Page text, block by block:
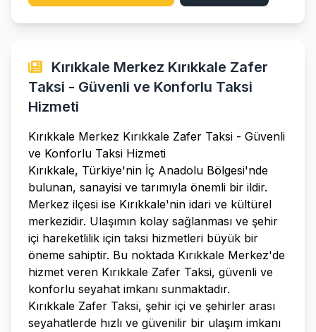
Kırıkkale Merkez Kırıkkale Zafer
Taksi - Güvenli ve Konforlu Taksi
Hizmeti
Kırıkkale Merkez Kırıkkale Zafer Taksi - Güvenli
ve Konforlu Taksi Hizmeti
Kırıkkale, Türkiye'nin İç Anadolu Bölgesi'nde
bulunan, sanayisi ve tarımıyla önemli bir ildir.
Merkez ilçesi ise Kırıkkale'nin idari ve kültürel
merkezidir. Ulaşımın kolay sağlanması ve şehir
içi hareketlilik için taksi hizmetleri büyük bir
öneme sahiptir. Bu noktada Kırıkkale Merkez'de
hizmet veren Kırıkkale Zafer Taksi, güvenli ve
konforlu seyahat imkanı sunmaktadır.
Kırıkkale Zafer Taksi, şehir içi ve şehirler arası
seyahatlerde hızlı ve güvenilir bir ulaşım imkanı